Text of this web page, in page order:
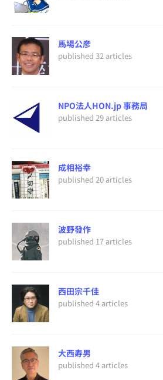
馬場公彦
published 32 articles
NPO法人HON.jp 事務局
published 29 articles
成相裕幸
published 20 articles
波野發作
published 17 articles
西田宗千佳
published 4 articles
大西寿男
published 4 articles